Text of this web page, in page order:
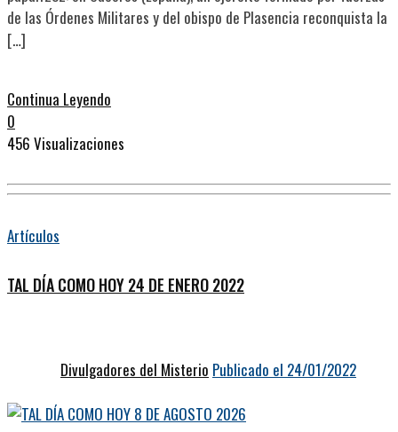
de las Órdenes Militares y del obispo de Plasencia reconquista la
[…]
Continua Leyendo
0
456 Visualizaciones
Artículos
TAL DÍA COMO HOY 24 DE ENERO 2022
Divulgadores del Misterio Publicado el 24/01/2022